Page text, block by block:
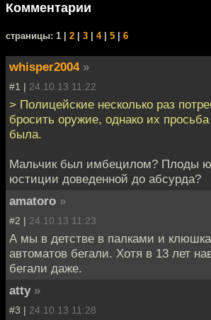
Комментарии
cтраницы: 1 | 2 3 4| 5 6
whisper2004 »
#1 | 24.10.13 11:22
> Полицейские несколько раз
бросить оружие, однако их
была.
Мальчик был имбецилом? Плоды
юстиции доведенной до абсурда?
amatoro »
#2 | 24.10.13 11:23
А мы в детстве в палками и
автоматов бегали. Хотя в 13 лет
бегали даже.
atty »
#3 | 24.10.13 11:28